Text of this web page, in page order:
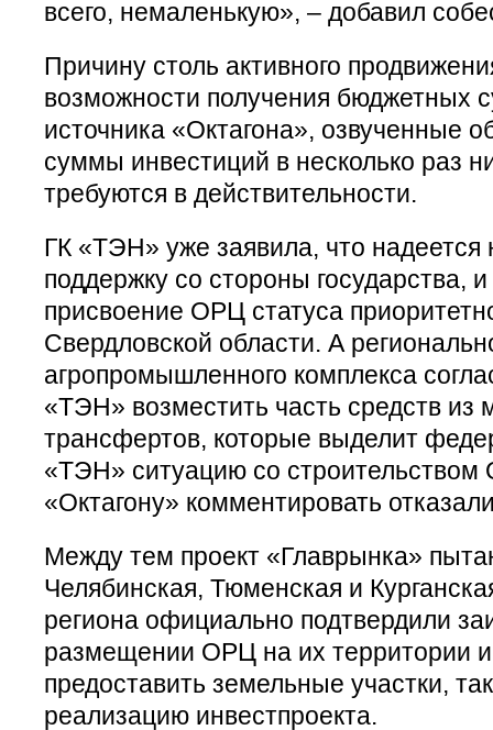
всего, немаленькую», – добавил
Причину столь активного
возможности получения бюджетных
источника «Октагона», озвученные
суммы инвестиций в несколько раз
требуются в действительности.
ГК «ТЭН» уже заявила, что
поддержку со стороны государства,
присвоение ОРЦ статуса
Свердловской области. А
агропромышленного комплекса
«ТЭН» возместить часть средств
трансфертов, которые выделит
«ТЭН» ситуацию со
«Октагону» комментировать
Между тем проект «Главрынка»
Челябинская, Тюменская и
региона официально подтвердили
размещении ОРЦ на их территории и
предоставить земельные участки,
реализацию инвестпроекта.